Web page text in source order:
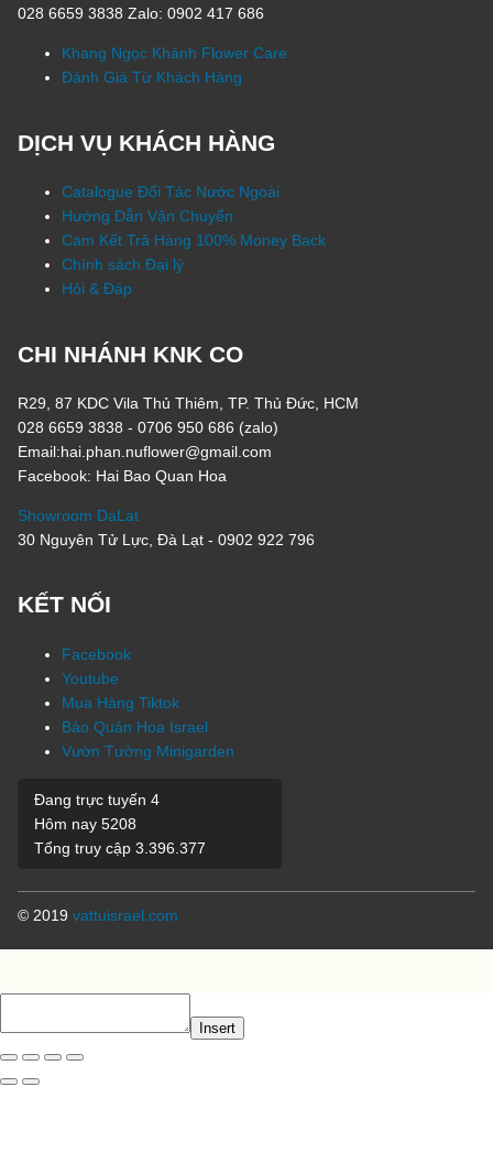
028 6659 3838 Zalo: 0902 417 686
Khang Ngọc Khánh Flower Care
Đánh Giá Từ Khách Hàng
DỊCH VỤ KHÁCH HÀNG
Catalogue Đối Tác Nước Ngoài
Hướng Dẫn Vận Chuyển
Cam Kết Trả Hàng 100% Money Back
Chính sách Đại lý
Hỏi & Đáp
CHI NHÁNH KNK CO
R29, 87 KDC Vila Thủ Thiêm, TP. Thủ Đức, HCM
028 6659 3838 - 0706 950 686 (zalo)
Email:hai.phan.nuflower@gmail.com
Facebook: Hai Bao Quan Hoa
Showroom DaLat
30 Nguyên Tử Lực, Đà Lạt - 0902 922 796
KẾT NỐI
Facebook
Youtube
Mua Hàng Tiktok
Bảo Quản Hoa Israel
Vườn Tường Minigarden
Đang trực tuyến 4
Hôm nay 5208
Tổng truy cập 3.396.377
© 2019 vattuisrael.com
Insert